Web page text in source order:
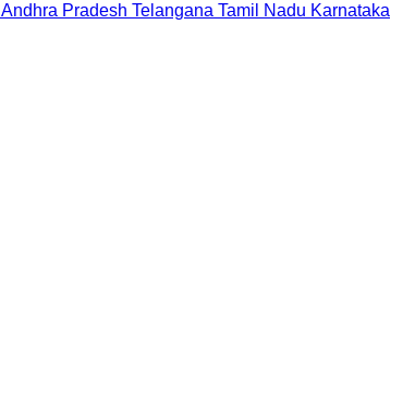
Andhra Pradesh Telangana Tamil Nadu Karnataka